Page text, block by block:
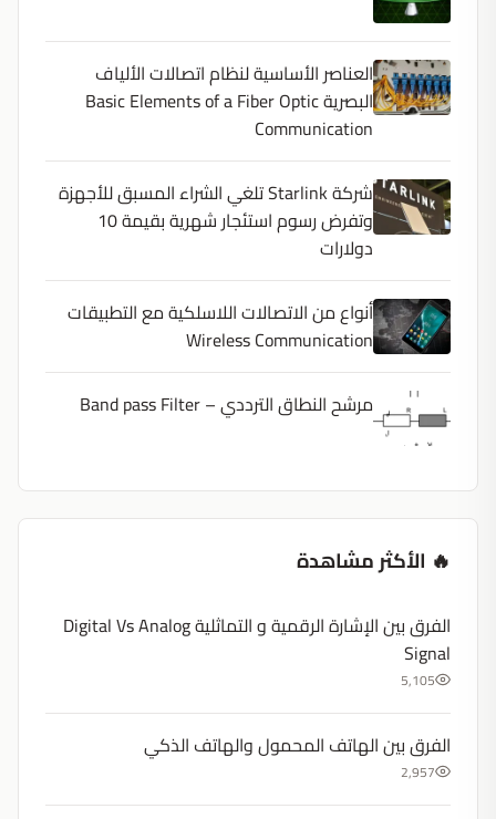
العناصر الأساسية لنظام اتصالات الألياف
البصرية Basic Elements of a Fiber Optic
Communication
شركة Starlink تلغي الشراء المسبق للأجهزة
وتفرض رسوم استئجار شهرية بقيمة 10
دولارات
أنواع من الاتصالات اللاسلكية مع التطبيقات
Wireless Communication
مرشح النطاق الترددي – Band pass Filter
🔥 الأكثر مشاهدة
الفرق بين الإشارة الرقمية و التماثلية Digital Vs Analog
Signal
5,105
الفرق بين الهاتف المحمول والهاتف الذكي
2,957